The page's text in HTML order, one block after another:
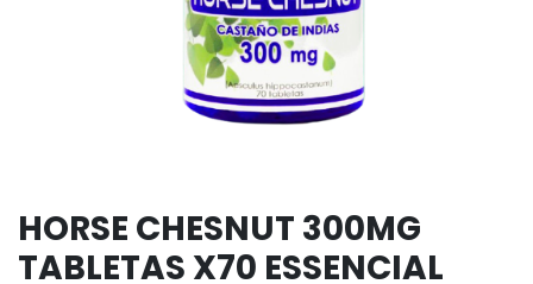
HORSE CHESNUT 300MG
TABLETAS X70 ESSENCIAL